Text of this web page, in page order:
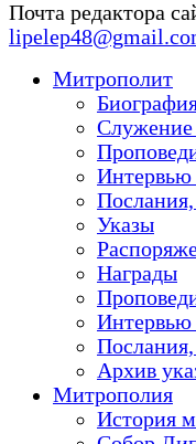
Почта редактора
Митрополит
Служение
Интервью
Указы
Награды
Интервью
Архив
Митрополия
История